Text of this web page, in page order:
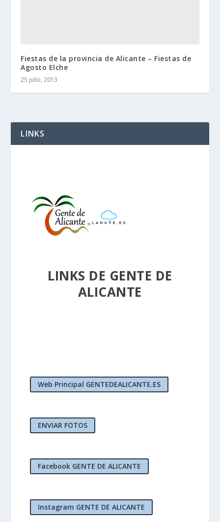
Fiestas de la provincia de Alicante – Fiestas de
Agosto Elche
25 julio, 2013
LINKS
LINKS DE GENTE DE
ALICANTE
Web Principal GENTEDEALICANTE.ES
ENVIAR FOTOS
Facebook GENTE DE ALICANTE
Instagram GENTE DE ALICANTE